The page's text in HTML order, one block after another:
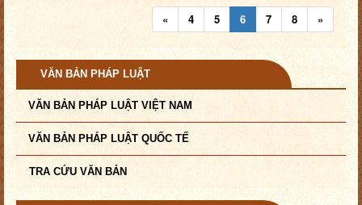
«
4 5 6 7 8 »
VĂN BẢN PHÁP LUẬT
VĂN BẢN PHÁP LUẬT VIỆT NAM
VĂN BẢN PHÁP LUẬT QUỐC TẾ
TRA CỨU VĂN BẢN